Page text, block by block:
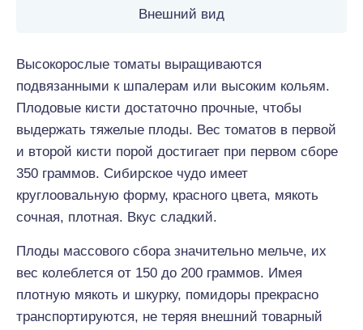
Внешний вид
Высокорослые томаты выращиваются
подвязанными к шпалерам или высоким кольям.
Плодовые кисти достаточно прочные, чтобы
выдержать тяжелые плоды. Вес томатов в первой
и второй кисти порой достигает при первом сборе
350 граммов. Сибирское чудо имеет
круглоовальную форму, красного цвета, мякоть
сочная, плотная. Вкус сладкий.
Плоды массового сбора значительно мельче, их
вес колеблется от 150 до 200 граммов. Имея
плотную мякоть и шкурку, помидоры прекрасно
транспортируются, не теряя внешний товарный